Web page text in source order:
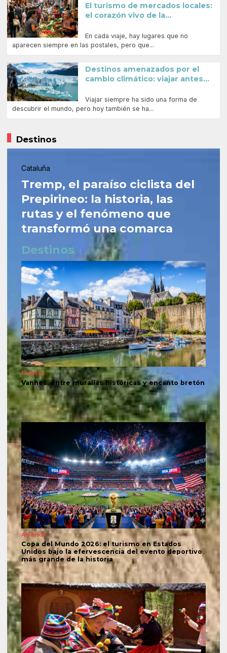
El turismo de mercados locales:
el corazón vivo de la...
En cada viaje, hay lugares que no
aparecen siempre en las postales, pero que...
Destinos amenazados por el
cambio climático: viajar antes...
Viajar siempre ha sido una forma de
descubrir el mundo, pero hoy también se ha...
Destinos
Cataluña
Tremp, el paraíso ciclista del
Prepirineo: la historia, las
rutas y el fenómeno que
transformó una comarca
Destinos
Francia
Vannes, entre murallas históricas y encanto bretón
América
Copa del Mundo 2026: el turismo en Estados
Unidos bajo la efervescencia del evento deportivo
más grande de la historia